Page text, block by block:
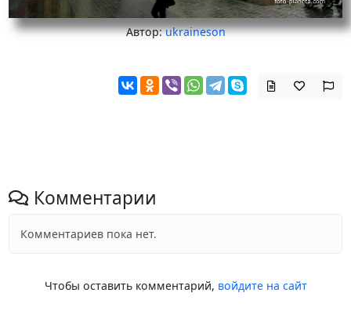
Автор:ukraineson
Комментарии
Комментариев пока нет.
Чтобы оставить комментарий, войдите на сайт